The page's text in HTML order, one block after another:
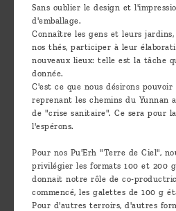
Sans oublier le design et
d'emballage.
Connaître les gens et leurs
nos thés, participer à leur
nouveaux lieux: telle est la tâche
donnée.
C'est ce que nous désirons
reprenant les chemins du Yunnan
de "crise sanitaire". Ce sera pour
l'espérons.
Pour nos Pu'Erh "Terre de Ciel",
privilégier les formats 100 et 200
donnait notre rôle de co-
commencé, les galettes de 100 g
Pour d'autres terroirs, d'autres